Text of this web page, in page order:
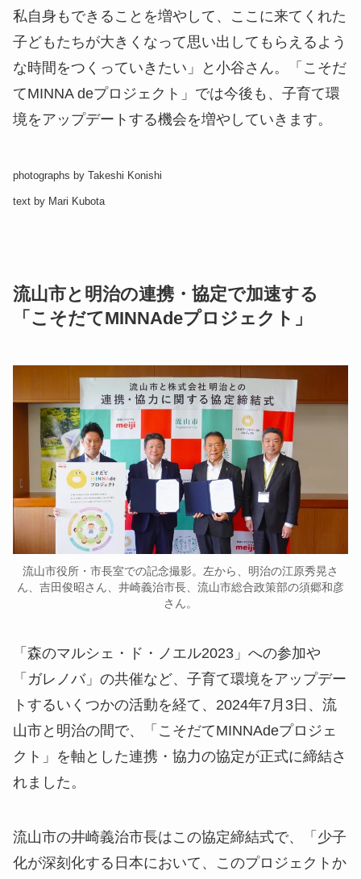
私自身もできることを増やして、ここに来てくれた
子どもたちが大きくなって思い出してもらえるよう
な時間をつくっていきたい」と小谷さん。「こそだ
てMINNA deプロジェクト」では今後も、子育て環
境をアップデートする機会を増やしていきます。
photographs by Takeshi Konishi
text by Mari Kubota
流山市と明治の連携・協定で加速する
「こそだてMINNAdeプロジェクト」
流山市役所・市長室での記念撮影。左から、明治の江原秀晃さ
ん、吉田俊昭さん、井崎義治市長、流山市総合政策部の須郷和彦
さん。
「森のマルシェ・ド・ノエル2023」への参加や
「ガレノバ」の共催など、子育て環境をアップデー
トするいくつかの活動を経て、2024年7月3日、流
山市と明治の間で、「こそだてMINNAdeプロジェ
クト」を軸とした連携・協力の協定が正式に締結さ
れました。
流山市の井崎義治市長はこの協定締結式で、「少子
化が深刻化する日本において、このプロジェクトか